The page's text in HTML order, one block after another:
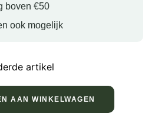
boven €50
ook mogelijk
artikel
AAN WINKELWAGEN